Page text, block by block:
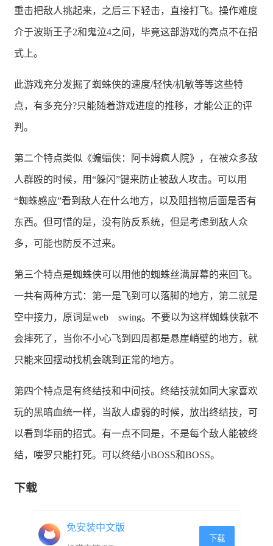
重击把敌人挑起来，之后三下轻击，直接打飞。操作难度
介于波斯王子2和鬼泣4之间，毕竟这部游戏的亮点不在招
式上。
此游戏充分发掘了蜘蛛侠的速度/轻快/机敏等等这些特
点，有多充分?只能随着游戏进度的推移，才能公正的评
判。
第二个特点类似《蝙蝠侠：阿卡姆疯人院》，在被众多敌
人群殴的时候，用“躲闪”键来防止被敌人攻击。可以用
“蜘蛛感应”看到敌人在什么地方，以及阻挡物后面是否有
东西。但可惜的是，没有防反系统，但是考虑到敌人众
多，可能也防反不过来。
第三个特点是蜘蛛侠可以用他的蜘蛛丝满屏幕的来回飞。
一共有两种方式：第一是飞到可以落脚的地方，第二就是
空中接力，原词是web swing。不要以为这样蜘蛛侠就不
会摔死了，当你不小心飞到四周都是悬崖峭壁的地方，就
只能来回摆动找机会跳到正常的地方。
第四个特点是有终结技和中间技。终结技就如同大家喜欢
玩的黑暗血统一样，当敌人虚弱的时候，放出终结技，可
以看到华丽的招式。有一点不同是，不是每个敌人能被终
结，喽罗只能打死。可以终结小BOSS和BOSS。
下载
免安装中文版
下载